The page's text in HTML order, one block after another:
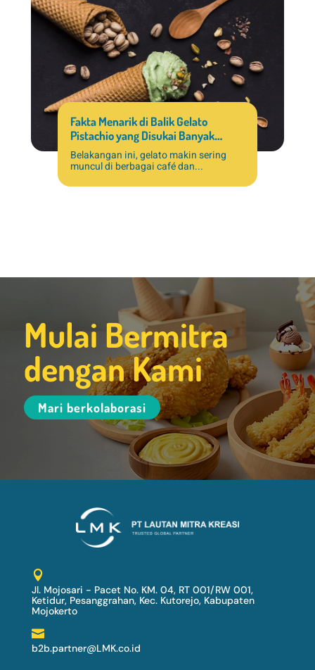
Fakta Menarik di Balik Gelato
Pistachio yang Disukai Banyak
Pelanggan
Belakangan ini, gelato makin sering
muncul di berbagai café dan...
Mulai Bermitra
dengan Kami
Mari berkolaborasi

Jl. Mojosari - Pacet No. KM. 04, RT 001/RW 001,
Ketidur, Pesanggrahan, Kec. Kutorejo, Kabupaten
Mojokerto

b2b.partner@LMK.co.id